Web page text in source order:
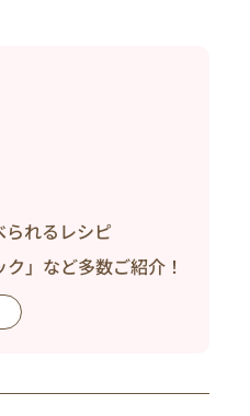
れるレシピ
ク」など多数ご紹介！